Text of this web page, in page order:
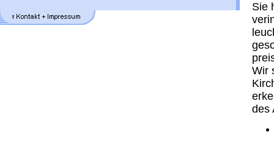
Sie
Wir
des